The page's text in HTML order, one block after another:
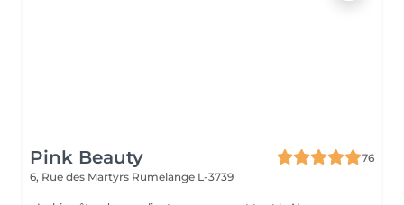
Pink Beauty
76
6, Rue des Martyrs Rumelange L-3739